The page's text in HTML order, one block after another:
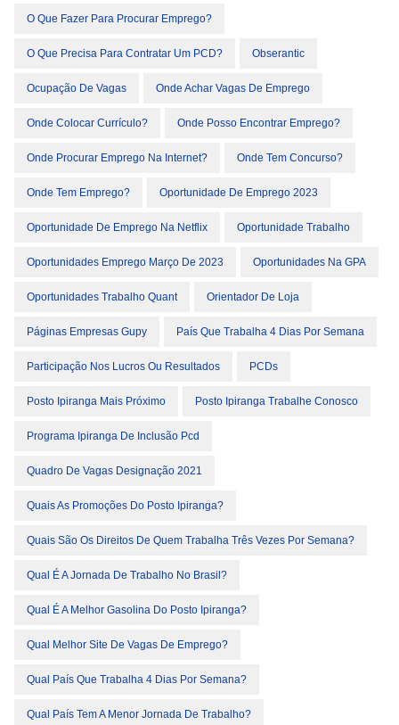
O Que Fazer Para Procurar Emprego?
O Que Precisa Para Contratar Um PCD? Obserantic
Ocupação De Vagas Onde Achar Vagas De Emprego
Onde Colocar Currículo? Onde Posso Encontrar Emprego?
Onde Procurar Emprego Na Internet? Onde Tem Concurso?
Onde Tem Emprego? Oportunidade De Emprego 2023
Oportunidade De Emprego Na Netflix Oportunidade Trabalho
Oportunidades Emprego Março De 2023 Oportunidades Na GPA
Oportunidades Trabalho Quant Orientador De Loja
Páginas Empresas Gupy País Que Trabalha 4 Dias Por Semana
Participação Nos Lucros Ou Resultados PCDs
Posto Ipiranga Mais Próximo Posto Ipiranga Trabalhe Conosco
Programa Ipiranga De Inclusão Pcd
Quadro De Vagas Designação 2021
Quais As Promoções Do Posto Ipiranga?
Quais São Os Direitos De Quem Trabalha Três Vezes Por Semana?
Qual É A Jornada De Trabalho No Brasil?
Qual É A Melhor Gasolina Do Posto Ipiranga?
Qual Melhor Site De Vagas De Emprego?
Qual País Que Trabalha 4 Dias Por Semana?
Qual País Tem A Menor Jornada De Trabalho?